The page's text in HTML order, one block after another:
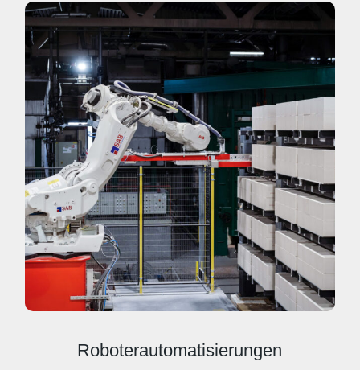
Roboterautomatisierungen